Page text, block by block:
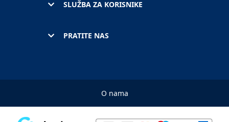
SLUŽBA ZA KORISNIKE
PRATITE NAS
O nama